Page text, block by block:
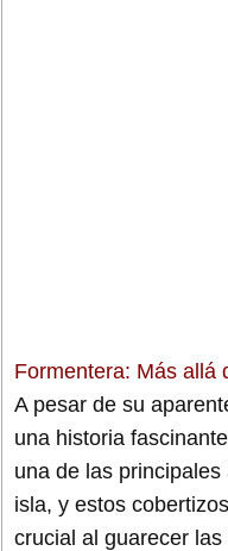
Formentera: Más allá
A pesar de su
una historia
una de las
isla, y estos
crucial al guarecer